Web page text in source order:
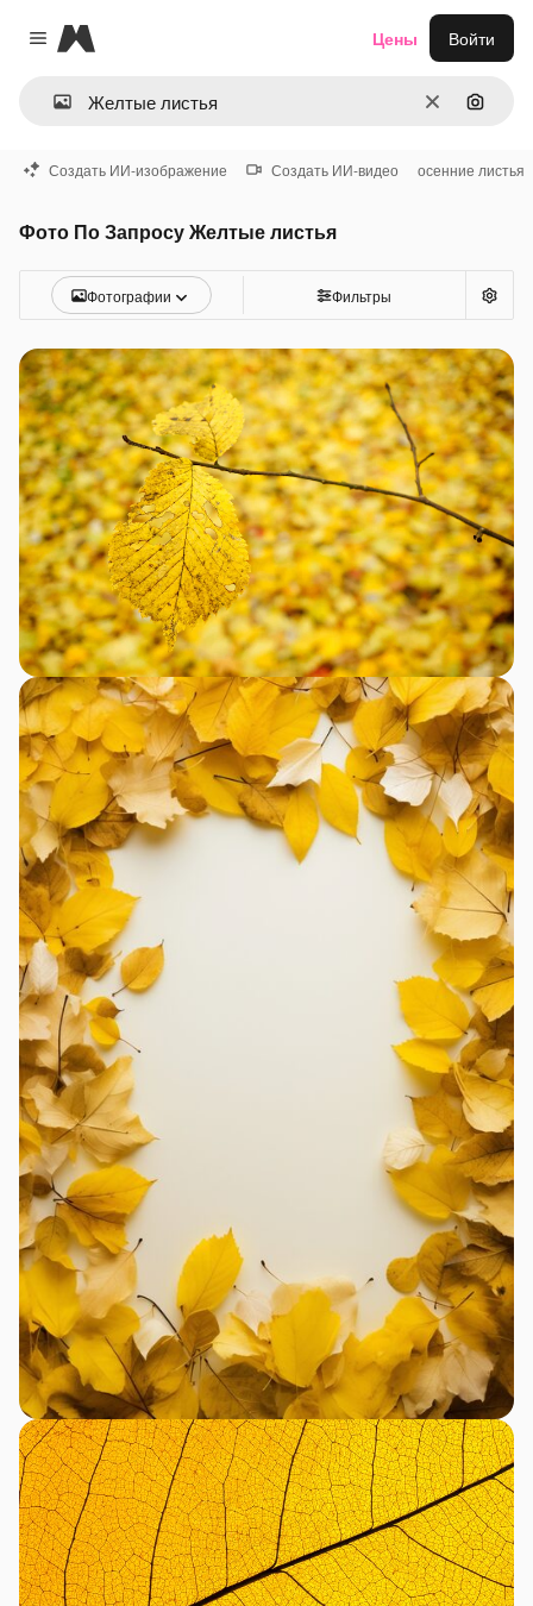
Close menu
Magnific
ОчиститьПоиск
Цены Войти
Создать ИИ-изображение Создать ИИ-видео осенние листья
Фото По Запросу Желтые листья
Фотографии Фильтры